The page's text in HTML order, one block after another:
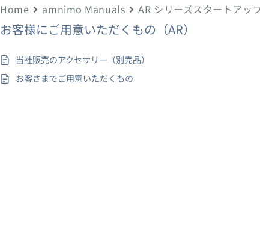
Home amnimo Manuals AR シリーズスタートアッ
お客様にご用意いただくもの（AR）
当社販売のアクセサリー（別売品）
お客さまでご用意いただくもの